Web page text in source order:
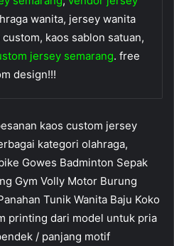
wanita, jersey wanita
kaos sablon satuan,
jersey semarang. free
design!!!
kaos custom jersey
kategori olahraga,
Gowes Badminton Sepak
Gym Volly Motor Burung
Tunik Wanita Baju Koko
printing dari model untuk pria
/ panjang motif